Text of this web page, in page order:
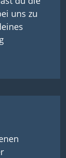
uns zu